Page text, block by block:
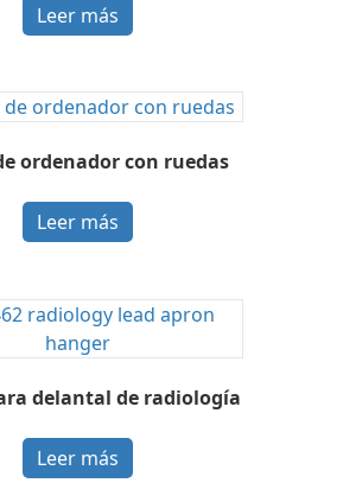
Leer más
ordenador con ruedas
Leer más
delantal de radiología
Leer más